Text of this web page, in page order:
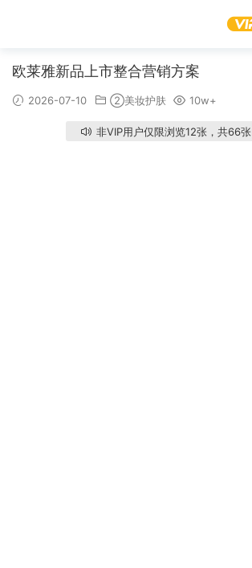
欧莱雅新品上市整合营销方案
2026-07-10 ②美妆护肤 10w+
非VIP用户仅限浏览12张，共66张